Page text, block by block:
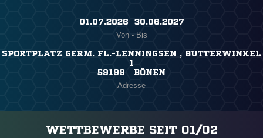
01.07.2026 ​ 30.06.2027
Von - Bis
SPORTPLATZ GERM. FL.-LENNINGSEN , BUTTERWINKEL
1
59199 BÖNEN
Adresse
WETTBEWERBE SEIT 01/02